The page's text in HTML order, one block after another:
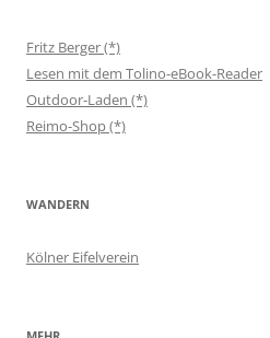
Fritz Berger (*)
Lesen mit dem Tolino-eBook-Reader
Outdoor-Laden (*)
Reimo-Shop (*)
WANDERN
Kölner Eifelverein